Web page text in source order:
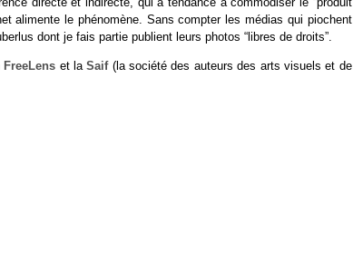
alimente le phénomène. Sans compter les médias qui piochent
dont je fais partie publient leurs photos “libres de droits”.
FreeLens et laSaif(la société des auteurs des arts visuels et de